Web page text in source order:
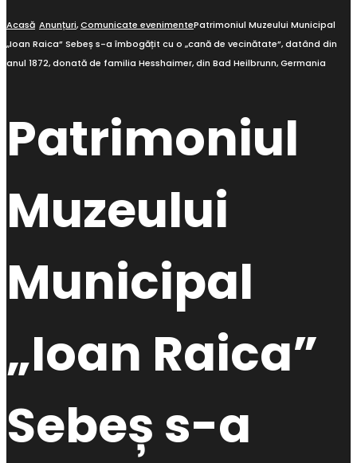
Acasă Anunțuri,Comunicate evenimentePatrimoniul Muzeului Municipal
„Ioan Raica” Sebeș s-a îmbogățit cu o „cană de vecinătate”, datând din
anul 1872, donată de familia Hesshaimer, din Bad Heilbrunn, Germania
Patrimoniul
Muzeului
Municipal
„Ioan Raica”
Sebeș s-a